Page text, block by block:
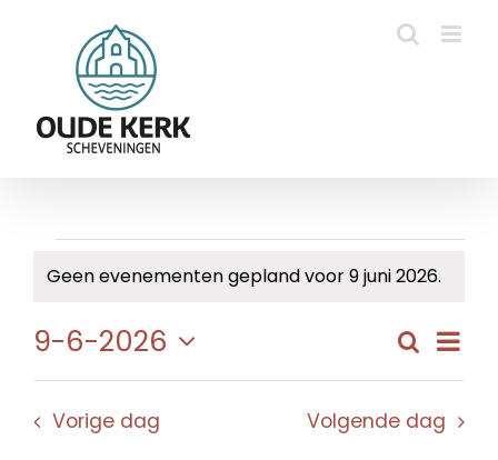
Evenementen
in
9
juni
Bericht
Geen evenementen gepland voor 9 juni 2026.
en
Zoeken
Dag
9-6-2026
Selecteer
datum.
Vorige dag Volgende dag